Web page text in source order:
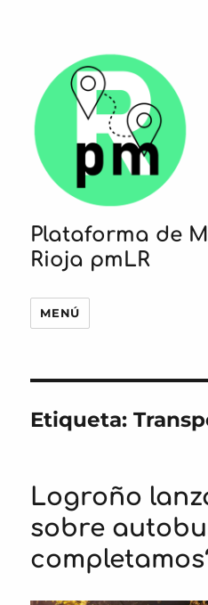
Plataforma de
Rioja pmLR
MENÚ
Etiqueta:
Logroño
sobre